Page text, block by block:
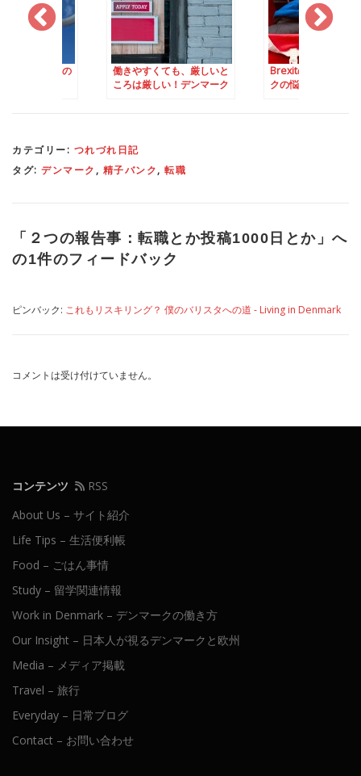
ても、厳しいと
Brexitのリアル：デンマー
クの悩み – 続編
備え付けの冷蔵庫
ルサイズ」？！の
カテゴリー: つれづれ日記
タグ: デンマーク , 精子バンク, 転職
「 ２つの報告事：転職とか投稿1000日とか 」へ
の1件のフィードバック
ピンバック: これもリスキリング？ 僕のバリスタへの道 - Living in Denmark
コメントは受け付けていません。
コンテンツ
RSS
About Us – サイト紹介
Life Tips – 生活便利帳
Food – ごはん事情
Study – 留学関連情報
Work in Denmark – デンマークの働き方
Our Insight – 日本人が視るデンマークと欧州
Media – メディア掲載
Travel – 旅行
Everyday – 日常ブログ
Contact – お問い合わせ